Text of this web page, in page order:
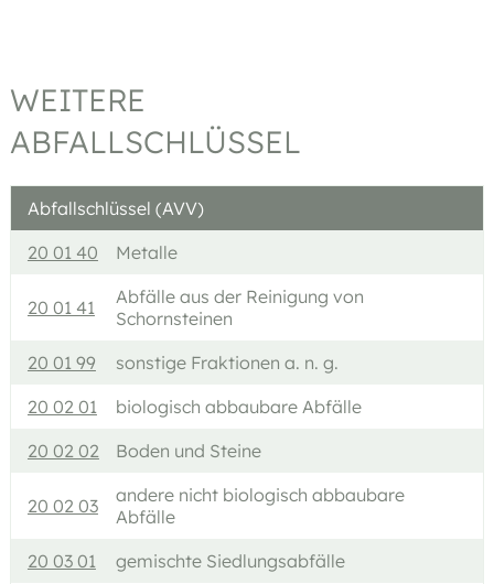
WEITERE
ABFALLSCHLÜSSEL
Abfallschlüssel (AVV)
20 01 40
Metalle
20 01 41
Abfälle aus der Reinigung von
Schornsteinen
20 01 99
sonstige Fraktionen a. n. g.
20 02 01
biologisch abbaubare Abfälle
20 02 02
Boden und Steine
20 02 03
andere nicht biologisch abbaubare
Abfälle
20 03 01
gemischte Siedlungsabfälle